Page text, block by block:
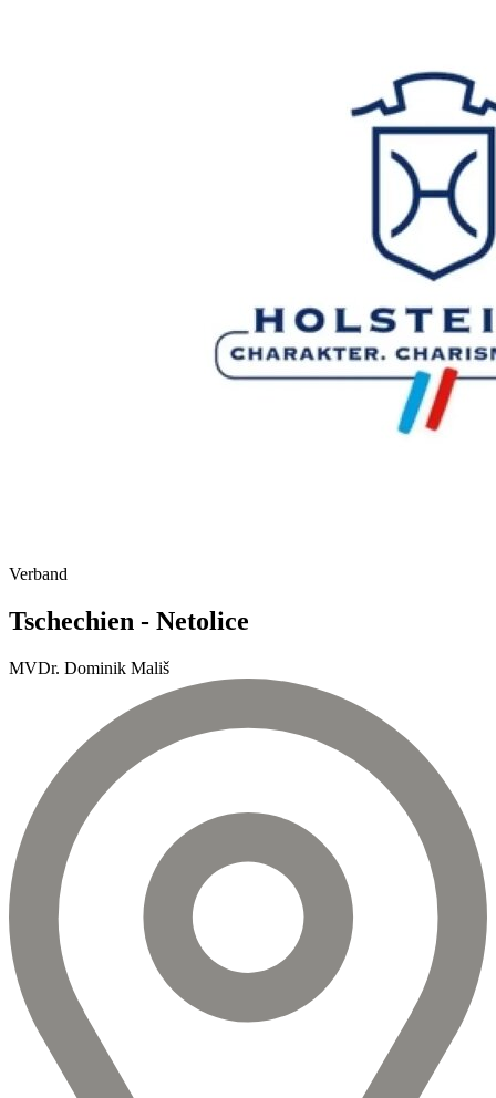
Verband
Tschechien - Netolice
MVDr. Dominik Mališ